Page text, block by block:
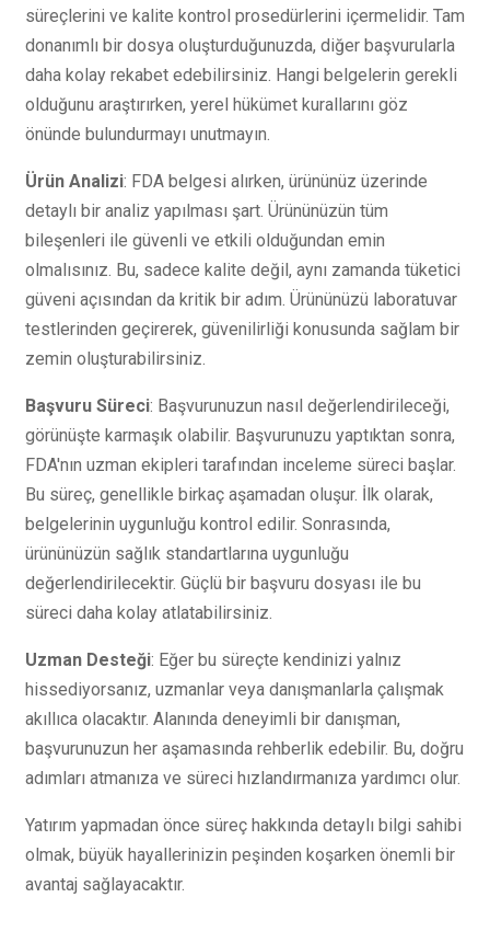
süreçlerini ve kalite kontrol prosedürlerini içermelidir. Tam
donanımlı bir dosya oluşturduğunuzda, diğer başvurularla
daha kolay rekabet edebilirsiniz. Hangi belgelerin gerekli
olduğunu araştırırken, yerel hükümet kurallarını göz
önünde bulundurmayı unutmayın.
Ürün Analizi: FDA belgesi alırken, ürününüz üzerinde
detaylı bir analiz yapılması şart. Ürününüzün tüm
bileşenleri ile güvenli ve etkili olduğundan emin
olmalısınız. Bu, sadece kalite değil, aynı zamanda tüketici
güveni açısından da kritik bir adım. Ürününüzü laboratuvar
testlerinden geçirerek, güvenilirliği konusunda sağlam bir
zemin oluşturabilirsiniz.
Başvuru Süreci: Başvurunuzun nasıl değerlendirileceği,
görünüşte karmaşık olabilir. Başvurunuzu yaptıktan sonra,
FDA'nın uzman ekipleri tarafından inceleme süreci başlar.
Bu süreç, genellikle birkaç aşamadan oluşur. İlk olarak,
belgelerinin uygunluğu kontrol edilir. Sonrasında,
ürününüzün sağlık standartlarına uygunluğu
değerlendirilecektir. Güçlü bir başvuru dosyası ile bu
süreci daha kolay atlatabilirsiniz.
Uzman Desteği: Eğer bu süreçte kendinizi yalnız
hissediyorsanız, uzmanlar veya danışmanlarla çalışmak
akıllıca olacaktır. Alanında deneyimli bir danışman,
başvurunuzun her aşamasında rehberlik edebilir. Bu, doğru
adımları atmanıza ve süreci hızlandırmanıza yardımcı olur.
Yatırım yapmadan önce süreç hakkında detaylı bilgi sahibi
olmak, büyük hayallerinizin peşinden koşarken önemli bir
avantaj sağlayacaktır.